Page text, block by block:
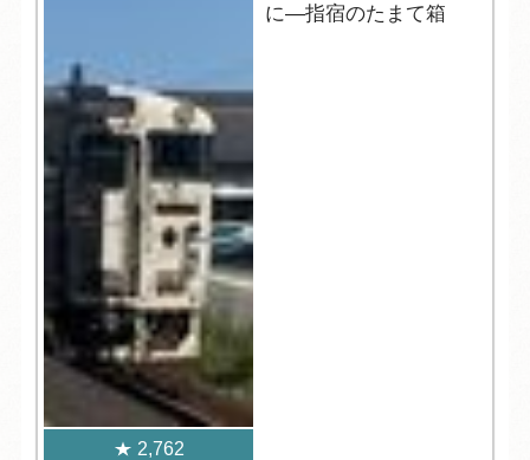
2,762
に―指宿のたまて箱